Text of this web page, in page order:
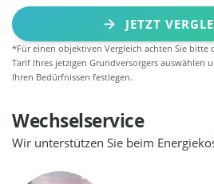
JETZT
*Für einen objektiven Vergleich achten Sie bitte
Tarif Ihres jetzigen Grundversorgers auswählen
Ihren Bedürfnissen festlegen.
Wechselservice
Wir unterstützen Sie beim